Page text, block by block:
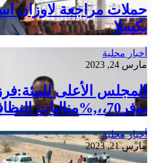
حملات مراجعة لاوزان
بكسلا
أخبار محلية
مارس 24, 2023
المجلس الأعلى
يوفر70،،,%مناليات النظافة
أخبار محلية
مارس 21, 2023